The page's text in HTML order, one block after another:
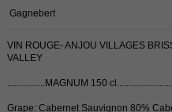
Gagnebert
VIN ROUGE- ANJOU VILLAGES
VALLEY
................MAGNUM 150
Grape: Cabernet Sauvignon 80%